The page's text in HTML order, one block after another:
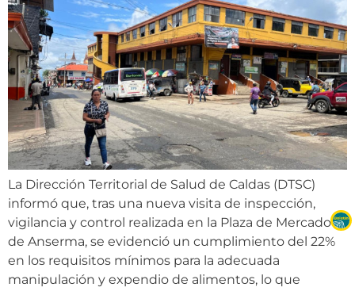
La Dirección Territorial de Salud de Caldas (DTSC)
informó que, tras una nueva visita de inspección,
vigilancia y control realizada en la Plaza de Mercado
de Anserma, se evidenció un cumplimiento del 22%
en los requisitos mínimos para la adecuada
manipulación y expendio de alimentos, lo que